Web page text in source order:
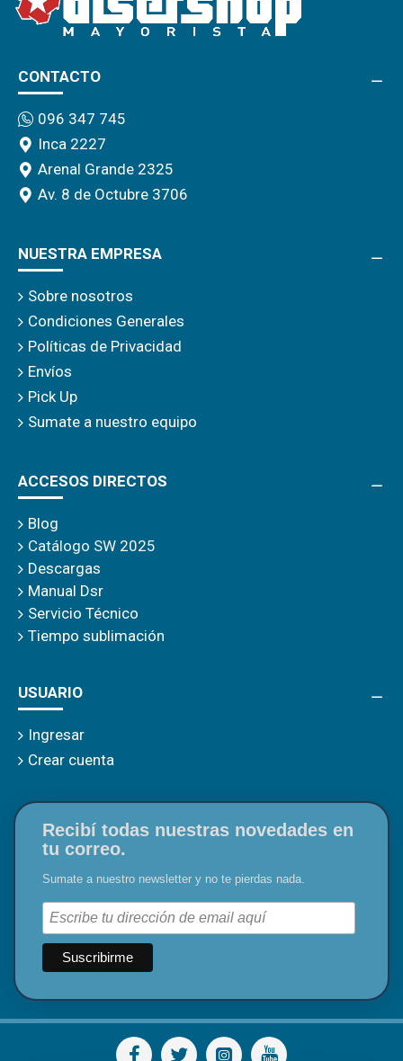
CONTACTO
096 347 745
Inca 2227
Arenal Grande 2325
Av. 8 de Octubre 3706
NUESTRA EMPRESA
Sobre nosotros
Condiciones Generales
Políticas de Privacidad
Envíos
Pick Up
Sumate a nuestro equipo
ACCESOS DIRECTOS
Blog
Catálogo SW 2025
Descargas
Manual Dsr
Servicio Técnico
Tiempo sublimación
USUARIO
Ingresar
Crear cuenta
Recibí todas nuestras novedades en
tu correo.
Sumate a nuestro newsletter y no te pierdas nada.